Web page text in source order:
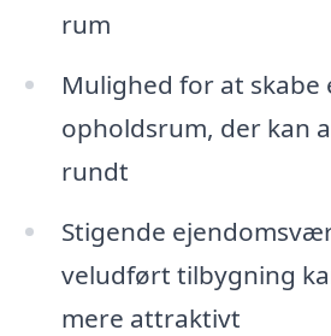
rum
Mulighed for at skabe
opholdsrum, der kan
rundt
Stigende
veludført tilbygning
mere attraktivt